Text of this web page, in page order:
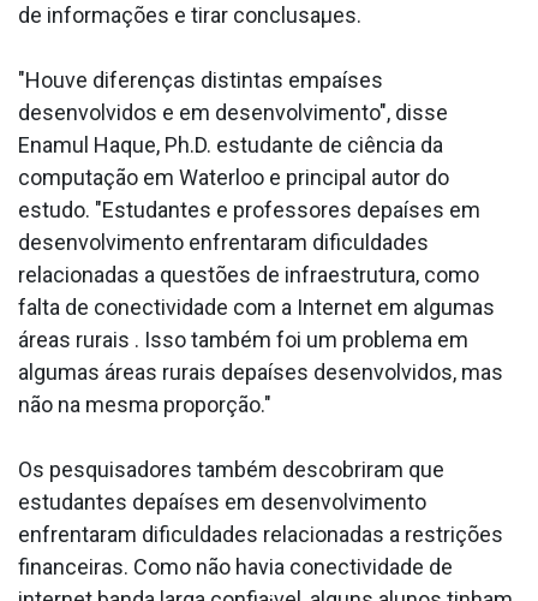
de informações e tirar conclusaµes.
"Houve diferenças distintas empaíses
desenvolvidos e em desenvolvimento", disse
Enamul Haque, Ph.D. estudante de ciência da
computação em Waterloo e principal autor do
estudo. "Estudantes e professores depaíses em
desenvolvimento enfrentaram dificuldades
relacionadas a questões de infraestrutura, como
falta de conectividade com a Internet em algumas
áreas rurais . Isso também foi um problema em
algumas áreas rurais depaíses desenvolvidos, mas
não na mesma proporção."
Os pesquisadores também descobriram que
estudantes depaíses em desenvolvimento
enfrentaram dificuldades relacionadas a restrições
financeiras. Como não havia conectividade de